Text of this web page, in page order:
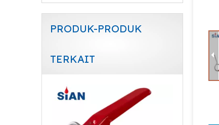
PRODUK-PRODUK
TERKAIT